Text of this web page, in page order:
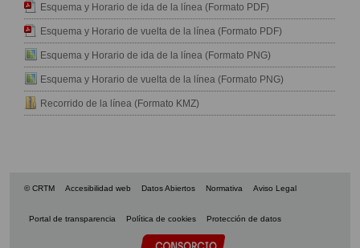
Esquema y Horario de ida de la línea (Formato PDF)
Esquema y Horario de vuelta de la línea (Formato PDF)
Esquema y Horario de ida de la línea (Formato PNG)
Esquema y Horario de vuelta de la línea (Formato PNG)
Recorrido de la línea (Formato KMZ)
© CRTM Accesibilidad web Datos Abiertos Normativa Aviso Legal
Portal de transparencia Política de cookies Protección de datos